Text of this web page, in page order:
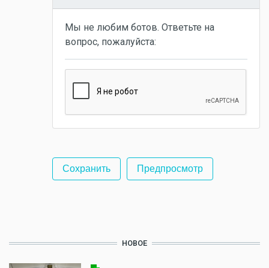
Мы не любим ботов. Ответьте на
вопрос, пожалуйста:
НОВОЕ